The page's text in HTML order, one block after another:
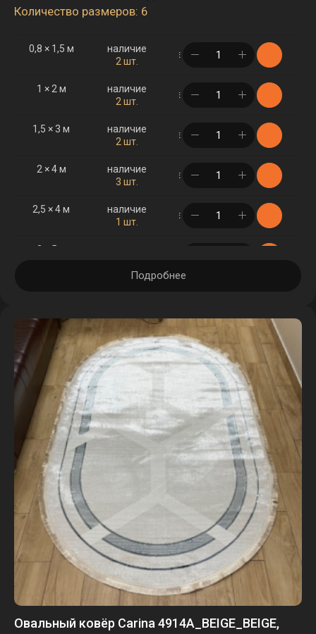
Количество размеров: 6
0,8 × 1,5 м
наличие
2 шт.
в корзине
1 × 2 м
наличие
2 шт.
в корзине
1,5 × 3 м
наличие
2 шт.
в корзине
2 × 4 м
наличие
3 шт.
в корзине
2,5 × 4 м
наличие
1 шт.
в корзине
3 × 5 м
Подробнее
Овальный ковёр Carina 4914A_BEIGE_BEIGE,